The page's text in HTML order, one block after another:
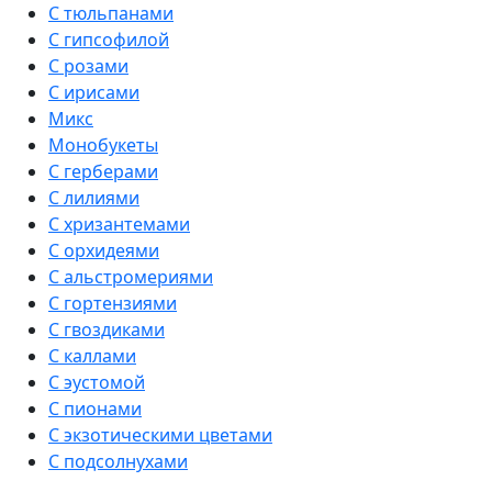
С тюльпанами
С гипсофилой
С розами
С ирисами
Микс
Монобукеты
С герберами
С лилиями
С хризантемами
С орхидеями
С альстромериями
С гортензиями
С гвоздиками
С каллами
С эустомой
С пионами
С экзотическими цветами
С подсолнухами